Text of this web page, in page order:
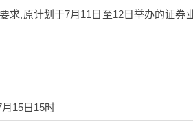
,原计划于7月11日至12日举办的证券
15日15时